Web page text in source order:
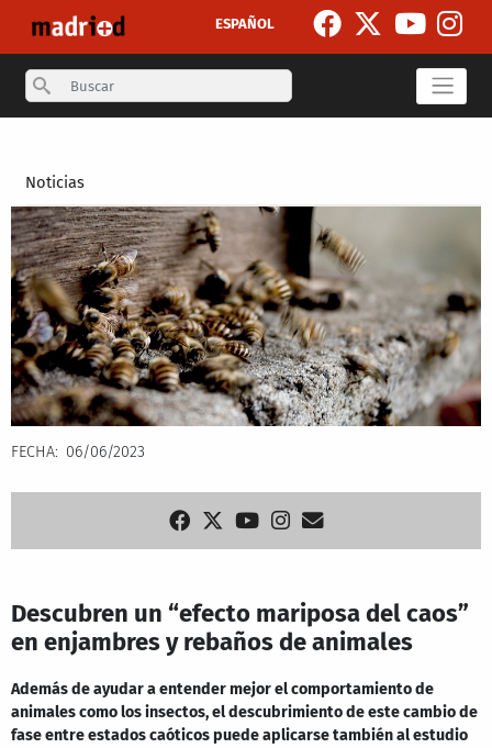
ESPAÑOL
Search
Noticias
FECHA 06/06/2023
Descubren un “efecto mariposa del caos”
en enjambres y rebaños de animales
Además de ayudar a entender mejor el comportamiento de
animales como los insectos, el descubrimiento de este cambio de
fase entre estados caóticos puede aplicarse también al estudio